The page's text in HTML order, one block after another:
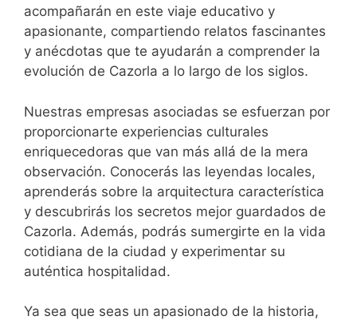
acompañarán en este viaje educativo y
apasionante, compartiendo relatos fascinantes
y anécdotas que te ayudarán a comprender la
evolución de Cazorla a lo largo de los siglos.
Nuestras empresas asociadas se esfuerzan por
proporcionarte experiencias culturales
enriquecedoras que van más allá de la mera
observación. Conocerás las leyendas locales,
aprenderás sobre la arquitectura característica
y descubrirás los secretos mejor guardados de
Cazorla. Además, podrás sumergirte en la vida
cotidiana de la ciudad y experimentar su
auténtica hospitalidad.
Ya sea que seas un apasionado de la historia,